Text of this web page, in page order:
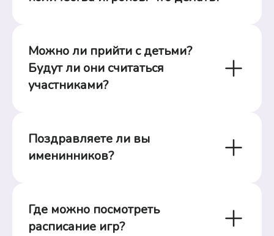
Можно ли прийти с детьми?
Будут ли они считаться
участниками?
Поздравляете ли вы
именинников?
Где можно посмотреть
расписание игр?